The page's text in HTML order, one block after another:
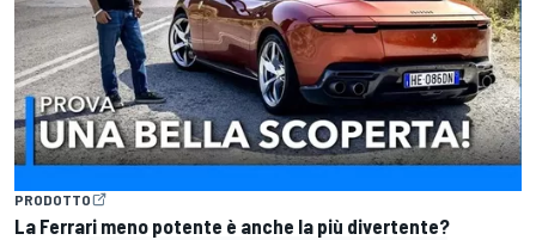
PRODOTTO
La Ferrari meno potente è anche la più divertente?